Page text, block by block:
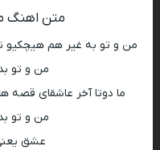
متن اهنگ
من و تو به غیر هم هیچکیو
من و تو
ما دوتا آخر عاشقای قصه
من و تو
عشق